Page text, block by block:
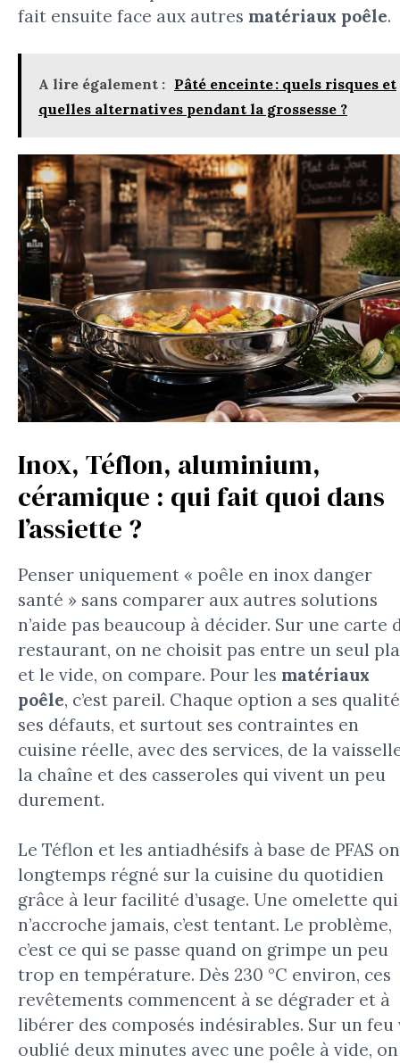
fait ensuite face aux autres matériaux poêle.
A lire également : Pâté enceinte : quels risques et
quelles alternatives pendant la grossesse ?
Inox, Téflon, aluminium,
céramique : qui fait quoi dans
l’assiette ?
Penser uniquement « poêle en inox danger
santé » sans comparer aux autres solutions
n’aide pas beaucoup à décider. Sur une carte
restaurant, on ne choisit pas entre un seul
et le vide, on compare. Pour les matériaux
poêle, c’est pareil. Chaque option a ses
ses défauts, et surtout ses contraintes en
cuisine réelle, avec des services, de la
la chaîne et des casseroles qui vivent un peu
durement.
Le Téflon et les antiadhésifs à base de PFAS
longtemps régné sur la cuisine du quotidien
grâce à leur facilité d’usage. Une omelette qui
n’accroche jamais, c’est tentant. Le problème,
c’est ce qui se passe quand on grimpe un peu
trop en température. Dès 230 °C environ, ces
revêtements commencent à se dégrader et à
libérer des composés indésirables. Sur un feu
oublié deux minutes avec une poêle à vide,